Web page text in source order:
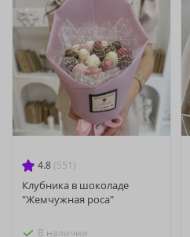
4.8 (551)
Клубника в шоколаде
"Жемчужная роса"
В наличии